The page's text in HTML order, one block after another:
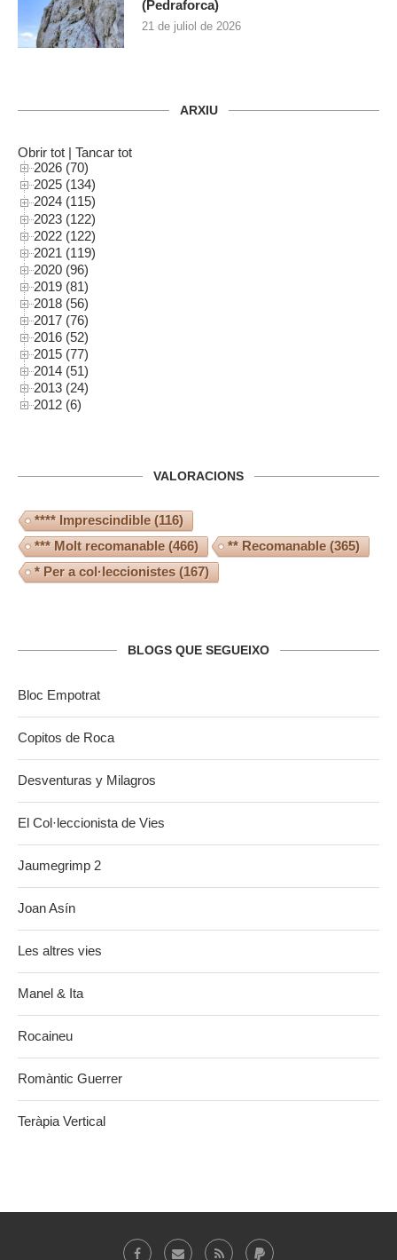
(Pedraforca)
21 de juliol de 2026
ARXIU
Obrir tot | Tancar tot
2026 (70)
2025 (134)
2024 (115)
2023 (122)
2022 (122)
2021 (119)
2020 (96)
2019 (81)
2018 (56)
2017 (76)
2016 (52)
2015 (77)
2014 (51)
2013 (24)
2012 (6)
VALORACIONS
**** Imprescindible(116)
*** Molt recomanable(466) ** Recomanable(365)
* Per a col·leccionistes (167)
BLOGS QUE SEGUEIXO
Bloc Empotrat
Copitos de Roca
Desventuras y Milagros
El Col·leccionista de Vies
Jaumegrimp 2
Joan Asín
Les altres vies
Manel & Ita
Rocaineu
Romàntic Guerrer
Teràpia Vertical